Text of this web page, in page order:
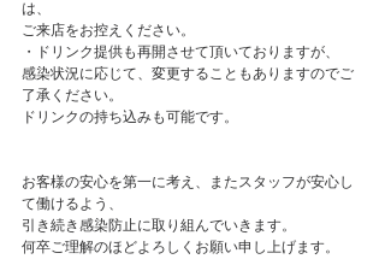
は、
ご来店をお控えください。
・ドリンク提供も再開させて頂いておりますが、
感染状況に応じて、変更することもありますのでご
了承ください。
ドリンクの持ち込みも可能です。
お客様の安心を第一に考え、またスタッフが安心し
て働けるよう、
引き続き感染防止に取り組んでいきます。
何卒ご理解のほどよろしくお願い申し上げます。